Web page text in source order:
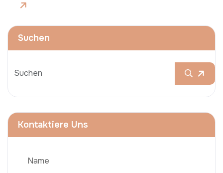
Suchen
Kontaktiere Uns